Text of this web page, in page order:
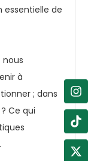
essentielle de
nous
à
; dans
Ce qui